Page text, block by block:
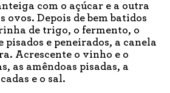
com o açúcar e a outra
ovos. Depois de bem batidos
de trigo, o fermento, o
pisados e peneirados, a canela
Acrescente o vinho e o
as amêndoas pisadas, a
e o sal.